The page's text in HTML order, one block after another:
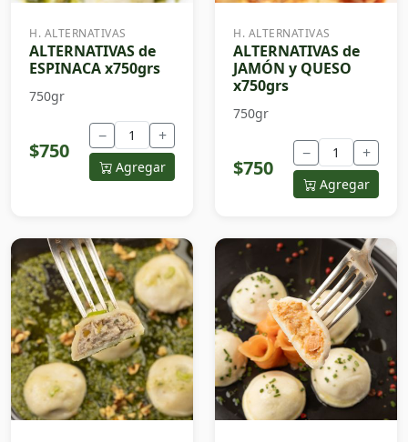
H. ALTERNATIVAS
ALTERNATIVAS de
ESPINACA x750grs
750gr
$750
− +
Agregar
H. ALTERNATIVAS
ALTERNATIVAS de
JAMÓN y QUESO
x750grs
750gr
$750
− +
Agregar